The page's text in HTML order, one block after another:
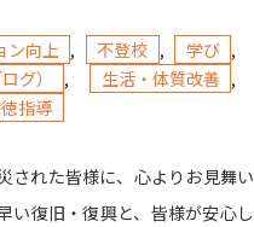
ン向上 , 不登校 , 学び ,
グ） , 生活・体質改善 ,
指導
された皆様に、心よりお見舞い
い復旧・復興と、皆様が安心し